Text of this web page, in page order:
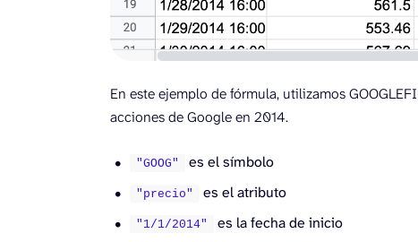
En este ejemplo de fórmula, utilizamos
acciones de Google en 2014.
"GOOG" es el símbolo
"precio" es el atributo
"1/1/2014" es la fecha de inicio